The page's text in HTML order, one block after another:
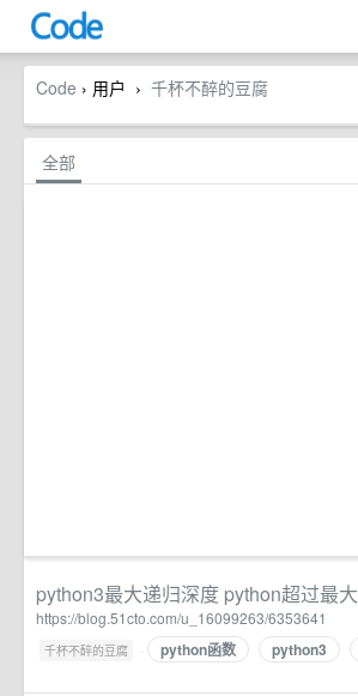
Code › 用户 › 千杯不醉的豆腐
全部
python3最大递归深度 python超过最
https://blog.51cto.com/u_16099263/6353641
千杯不醉的豆腐 · python函数 python3